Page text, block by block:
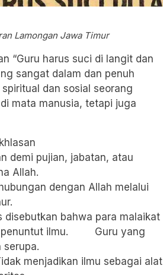
Lamongan Jawa Timur
“Guru harus suci di langit dan
sangat dalam dan penuh
dan sosial seorang
mata manusia, tetapi juga
demi pujian, jabatan, atau
Allah.
dengan Allah melalui
disebutkan bahwa para malaikat
penuntut ilmu. Guru yang
serupa.
menjadikan ilmu sebagai alat